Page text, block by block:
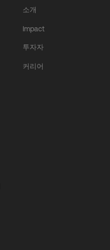
소개
Impact
투자자
커리어